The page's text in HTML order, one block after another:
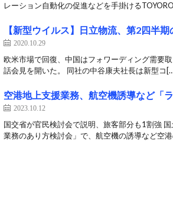
レーション自動化の促進などを手掛ける
【新型ウイルス】日立物流、第2四半
2020.10.29
欧米市場で回復、中国はフォワーディング需要
話会見を開いた。 同社の中谷康夫社長は新型コ
空港地上支援業務、航空機誘導など「
2023.10.12
国交省が官民検討会で説明、旅客部分も1割強
業務のあり方検討会」で、航空機の誘導など空